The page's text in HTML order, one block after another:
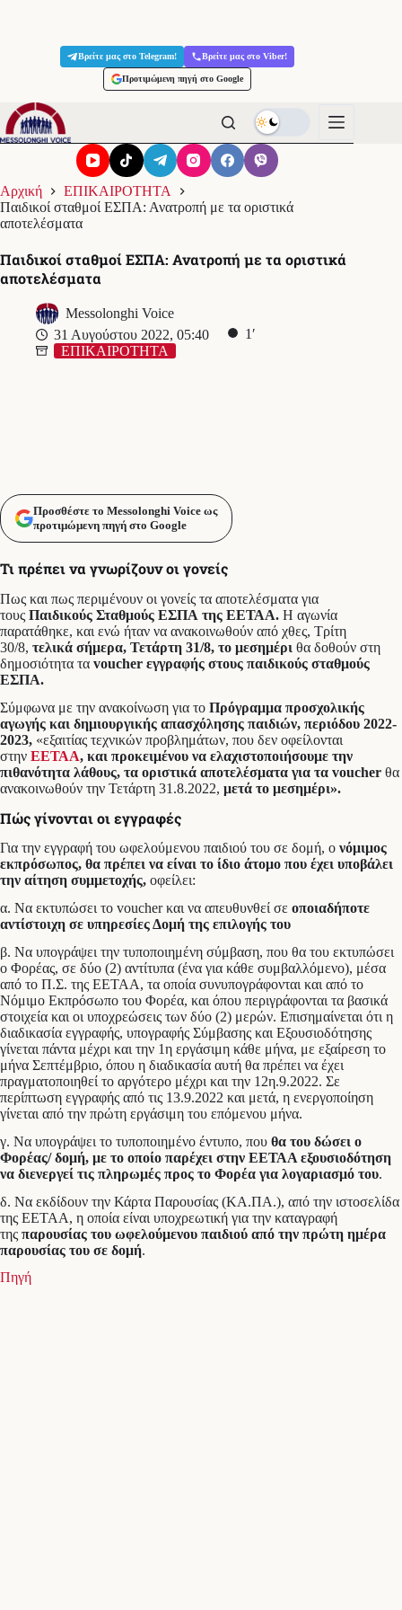
Βρείτε μας στο Telegram! Βρείτε μας στο Viber!
Προτιμώμενη πηγή στο Google
Αρχική
ΕΠΙΚΑΙΡΟΤΗΤΑ
Παιδικοί σταθμοί ΕΣΠΑ: Ανατροπή με τα οριστικά
αποτελέσματα
Παιδικοί σταθμοί ΕΣΠΑ: Ανατροπή με τα οριστικά
αποτελέσματα
Messolonghi Voice
31 Αυγούστου 2022, 05:40
1′
ΕΠΙΚΑΙΡΟΤΗΤΑ
Προσθέστε το Messolonghi Voice ως
προτιμώμενη πηγή στο Google
Τι πρέπει να γνωρίζουν οι γονείς
Πως και πως περιμένουν οι γονείς τα αποτελέσματα για
τους Παιδικούς Σταθμούς ΕΣΠΑ της ΕΕΤΑΑ. Η αγωνία
παρατάθηκε, και ενώ ήταν να ανακοινωθούν από χθες, Τρίτη
30/8, τελικά σήμερα, Τετάρτη 31/8, το μεσημέρι θα δοθούν στη
δημοσιότητα τα voucher εγγραφής στους παιδικούς σταθμούς
ΕΣΠΑ.
Σύμφωνα με την ανακοίνωση για το Πρόγραμμα προσχολικής
αγωγής και δημιουργικής απασχόλησης παιδιών, περιόδου 2022-
2023, «εξαιτίας τεχνικών προβλημάτων, που δεν οφείλονται
στην ΕΕΤΑΑ, και προκειμένου να ελαχιστοποιήσουμε την
πιθανότητα λάθους, τα οριστικά αποτελέσματα για τα voucher θα
ανακοινωθούν την Τετάρτη 31.8.2022, μετά το μεσημέρι».
Πώς γίνονται οι εγγραφές
Για την εγγραφή του ωφελούμενου παιδιού του σε δομή, ο νόμιμος
εκπρόσωπος, θα πρέπει να είναι το ίδιο άτομο που έχει υποβάλει
την αίτηση συμμετοχής, οφείλει:
α. Να εκτυπώσει το voucher και να απευθυνθεί σε οποιαδήποτε
αντίστοιχη σε υπηρεσίες Δομή της επιλογής του
β. Να υπογράψει την τυποποιημένη σύμβαση, που θα του εκτυπώσει
ο Φορέας, σε δύο (2) αντίτυπα (ένα για κάθε συμβαλλόμενο), μέσα
από το Π.Σ. της ΕΕΤΑΑ, τα οποία συνυπογράφονται και από το
Νόμιμο Εκπρόσωπο του Φορέα, και όπου περιγράφονται τα βασικά
στοιχεία και οι υποχρεώσεις των δύο (2) μερών. Επισημαίνεται ότι η
διαδικασία εγγραφής, υπογραφής Σύμβασης και Εξουσιοδότησης
γίνεται πάντα μέχρι και την 1η εργάσιμη κάθε μήνα, με εξαίρεση το
μήνα Σεπτέμβριο, όπου η διαδικασία αυτή θα πρέπει να έχει
πραγματοποιηθεί το αργότερο μέχρι και την 12η.9.2022. Σε
περίπτωση εγγραφής από τις 13.9.2022 και μετά, η ενεργοποίηση
γίνεται από την πρώτη εργάσιμη του επόμενου μήνα.
γ. Να υπογράψει το τυποποιημένο έντυπο, που θα του δώσει ο
Φορέας/ δομή, με το οποίο παρέχει στην ΕΕΤΑΑ εξουσιοδότηση
να διενεργεί τις πληρωμές προς το Φορέα για λογαριασμό του.
δ. Να εκδίδουν την Κάρτα Παρουσίας (ΚΑ.ΠΑ.), από την ιστοσελίδα
της ΕΕΤΑΑ, η οποία είναι υποχρεωτική για την καταγραφή
της παρουσίας του ωφελούμενου παιδιού από την πρώτη ημέρα
παρουσίας του σε δομή.
Πηγή